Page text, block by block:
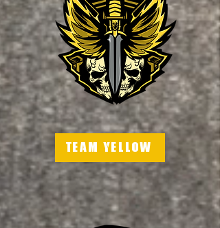
TEAM Yellow